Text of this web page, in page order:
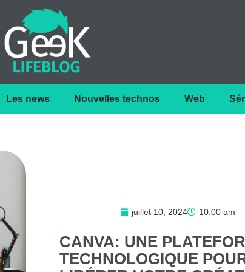
Les news Nouvelles technos Web
juillet 10, 2024 10:00 am
CANVA: UNE
TECHNOLOGIQUE